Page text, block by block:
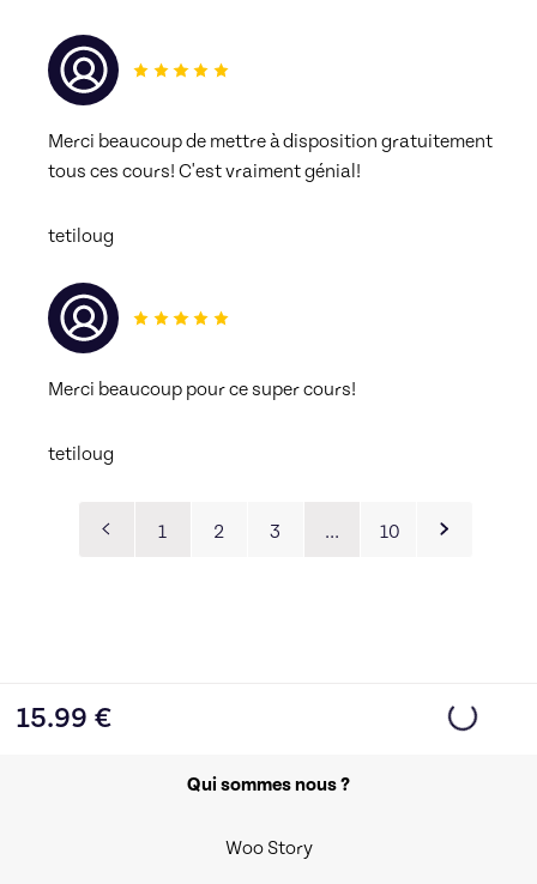
Merci beaucoup de mettre à disposition gratuitement
tous ces cours! C'est vraiment génial!
tetiloug
Merci beaucoup pour ce super cours!
tetiloug
1 2 3 … 10
15.99 €
Qui sommes nous ?
Woo Story